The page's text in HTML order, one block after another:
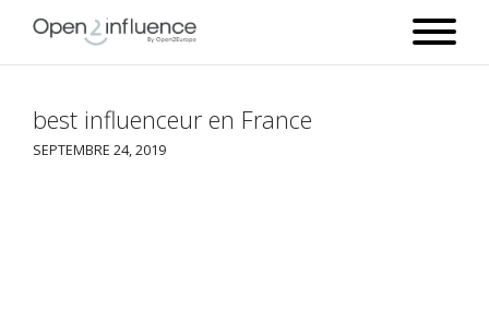
best influenceur en France
SEPTEMBRE 24, 2019